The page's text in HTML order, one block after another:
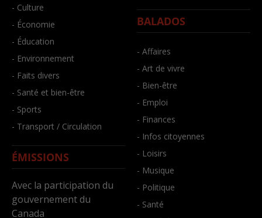
- Culture
- Économie
- Éducation
- Environnement
- Faits divers
- Santé et bien-être
- Sports
- Transport / Circulation
ÉMISSIONS
Avec la participation du
gouvernement du
Canada
BALADOS
- Affaires
- Art de vivre
- Bien-être
- Emploi
- Finances
- Infos citoyennes
- Loisirs
- Musique
- Politique
- Santé